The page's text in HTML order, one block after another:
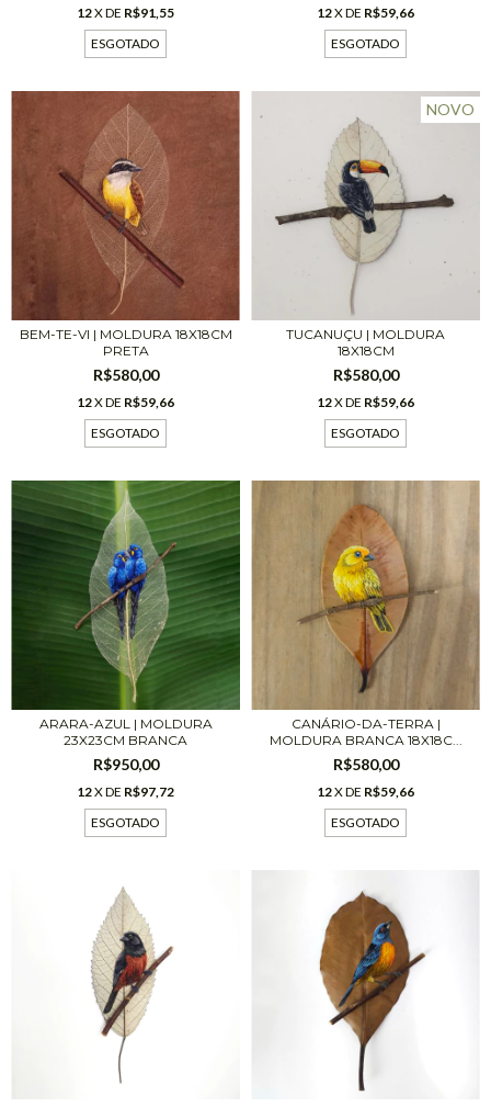
12X DE R$91,55
ESGOTADO
12X DE R$59,66
ESGOTADO
BEM-TE-VI | MOLDURA 18X18CM
PRETA
R$580,00
12X DE R$59,66
ESGOTADO
NOVO
TUCANUÇU | MOLDURA
18X18CM
R$580,00
12X DE R$59,66
ESGOTADO
ARARA-AZUL | MOLDURA
23X23CM BRANCA
R$950,00
12X DE R$97,72
ESGOTADO
CANÁRIO-DA-TERRA |
MOLDURA BRANCA 18X18C...
R$580,00
12X DE R$59,66
ESGOTADO